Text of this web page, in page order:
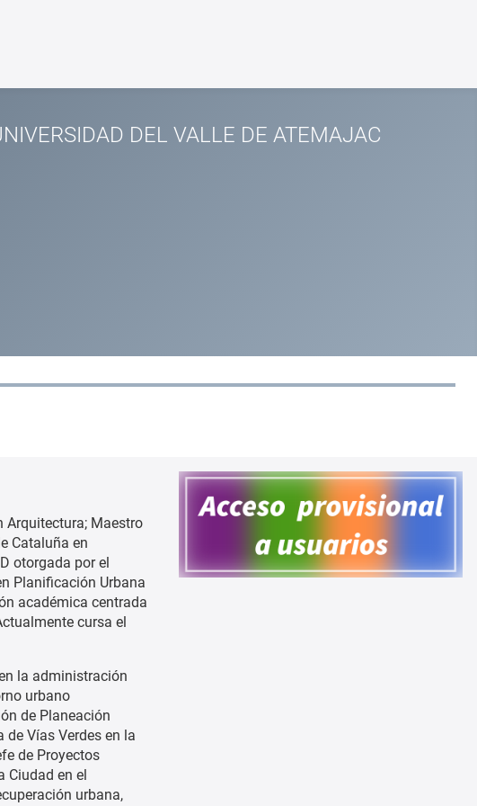
DEL VALLE DE ATEMAJAC
Arquitectura; Maestro
Cataluña en
otorgada por el
Planificación Urbana
académica centrada
cursa el
la administración
urbano
de Planeación
Vías Verdes en la
de Proyectos
Ciudad en el
urbana,